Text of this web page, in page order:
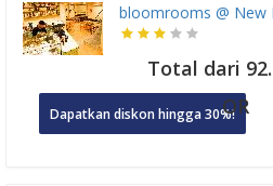
bloomrooms @ New
Total dari
Dapatkan diskon hingga 30%!OR